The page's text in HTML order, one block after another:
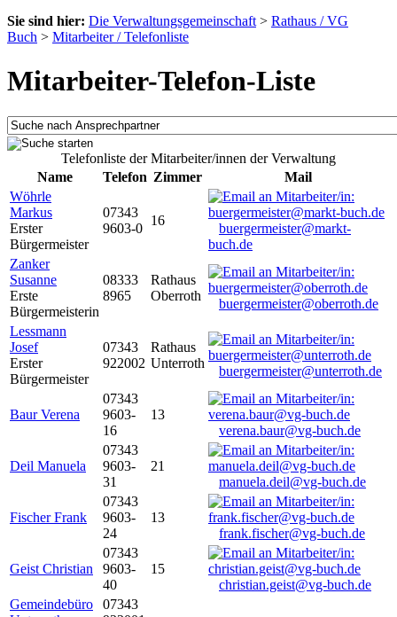
Sie sind hier: Die Verwaltungsgemeinschaft > Rathaus / VG
Buch > Mitarbeiter / Telefonliste
Mitarbeiter-Telefon-Liste
Telefonliste der Mitarbeiter/innen der Verwaltung
Name
Telefon Zimmer
Mail
Wöhrle
Markus
Erster
Bürgermeister
07343
9603-0
16
buergermeister@markt-
buch.de
Zanker
Susanne
Erste
Bürgermeisterin
08333
8965
Rathaus
Oberroth
buergermeister@oberroth.de
Lessmann
Josef
Erster
Bürgermeister
07343
922002
Rathaus
Unterroth
buergermeister@unterroth.de
Baur Verena
07343
9603-
16
13
verena.baur@vg-buch.de
Deil Manuela
07343
9603-
31
21
manuela.deil@vg-buch.de
Fischer Frank
07343
9603-
24
13
frank.fischer@vg-buch.de
Geist Christian
07343
9603-
40
15
christian.geist@vg-buch.de
Gemeindebüro
07343